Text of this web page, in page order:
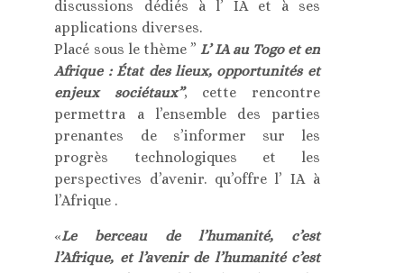
discussions dédiés à l’ IA et à ses
applications diverses.
Placé sous le thème ” L’ IA au Togo et en
Afrique : État des lieux, opportunités et
enjeux sociétaux”, cette rencontre
permettra a l’ensemble des parties
prenantes de s’informer sur les
progrès technologiques et les
perspectives d’avenir. qu’offre l’ IA à
l’Afrique .
«Le berceau de l’humanité, c’est
l’Afrique, et l’avenir de l’humanité c’est